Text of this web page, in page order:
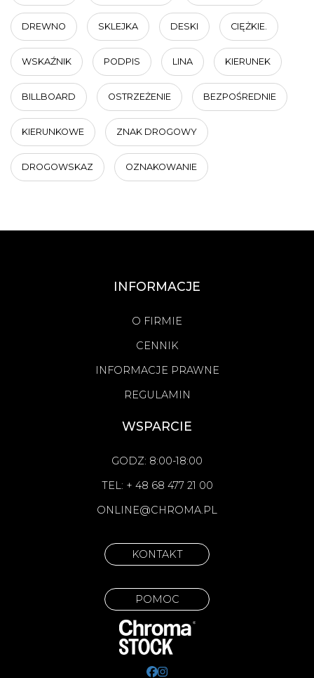
DREWNO SKLEJKA DESKI CIĘŻKIE.
WSKAŹNIK PODPIS LINA KIERUNEK
BILLBOARD OSTRZEŻENIE BEZPOŚREDNIE
KIERUNKOWE ZNAK DROGOWY
DROGOWSKAZ OZNAKOWANIE
INFORMACJE
O FIRMIE
CENNIK
INFORMACJE PRAWNE
REGULAMIN
WSPARCIE
GODZ: 8:00-18:00
TEL: + 48 68 477 21 00
ONLINE@CHROMA.PL
KONTAKT
POMOC